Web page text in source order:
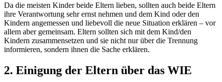
Da die meisten Kinder beide Eltern lieben, sollten auch beide Eltern
ihre Verantwortung sehr ernst nehmen und dem Kind oder den
Kindern angemessen und liebevoll die neue Situation erklären – vor
allem aber gemeinsam. Eltern sollten sich mit dem Kind/den
Kindern zusammensetzen und sie nicht nur über die Trennung
informieren, sondern ihnen die Sache erklären.
2. Einigung der Eltern über das WIE